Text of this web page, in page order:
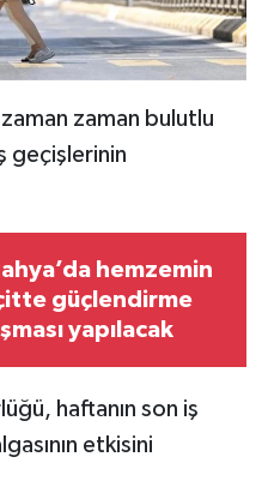
zaman bulutlu
geçişlerinin
hemzemin
güçlendirme
yapılacak
haftanın son iş
etkisini